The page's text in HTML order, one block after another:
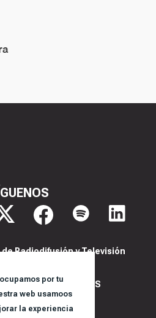
por tu
web usamoos
la experiencia
Radiodifusión y Televisión
Y COOKIES